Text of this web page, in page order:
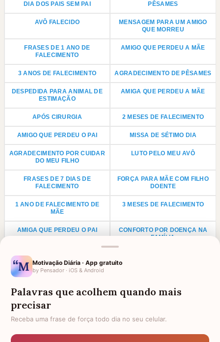
DIA DOS PAIS SEM PAI PÊSAMES
AVÔ FALECIDO
MENSAGEM PARA UM AMIGO
QUE MORREU
FRASES DE 1 ANO DE
FALECIMENTO
AMIGO QUE PERDEU A MÃE
3 ANOS DE FALECIMENTO AGRADECIMENTO DE PÊSAMES
DESPEDIDA PARA ANIMAL DE
ESTIMAÇÃO
AMIGA QUE PERDEU A MÃE
APÓS CIRURGIA 2 MESES DE FALECIMENTO
AMIGO QUE PERDEU O PAI MISSA DE SÉTIMO DIA
AGRADECIMENTO POR CUIDAR
DO MEU FILHO
LUTO PELO MEU AVÔ
FRASES DE 7 DIAS DE
FALECIMENTO
FORÇA PARA MÃE COM FILHO
DOENTE
1 ANO DE FALECIMENTO DE
MÃE
3 MESES DE FALECIMENTO
AMIGA QUE PERDEU O PAI
CONFORTO POR DOENÇA NA
FAMÍLIA
1 ANO DE FALECIMENTO DE PAI
LUTO POR UMA CRIANÇA
LUTO PARA TIA AGRADECIMENTO PARA PADRE
FRASES DE LUTO PARA UM
ANJINHO
FALECIDA
PARA QUEM PERDEU UM IRMÃO
FRASES E MENSAGENS DE
Motivação Diária · App gratuito
by Pensador · iOS & Android
Palavras que acolhem quando mais
precisar
Receba uma frase de força todo dia no seu celular.